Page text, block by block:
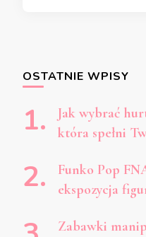
OSTATNIE WPISY
Jak wybrać
która spełni
Funko Pop
ekspozycja
Zabawki